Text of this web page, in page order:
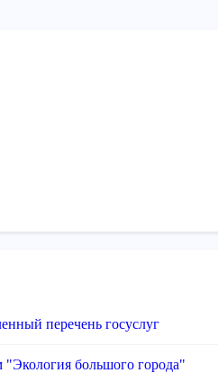
перечень госуслуг
большого города"